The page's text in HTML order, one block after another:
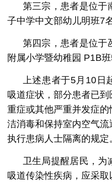
第三宗，患者是位于
子中学中文部幼儿明班7
第四宗，患者是位于
附属小学暨幼稚园 P1B
上述患者于5月10
吸道症状，部分患者已到
重症或其他严重并发症
洁消毒和保持室内空气
执行患病人士隔离的规定
卫生局提醒居民，为
吸道传染性疾病，应采取